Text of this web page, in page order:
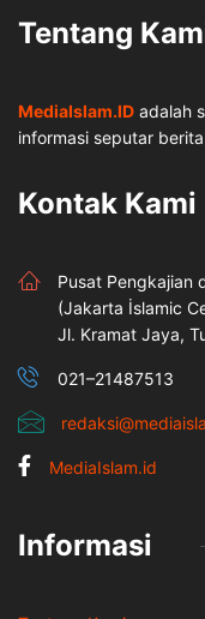
Tentang
MediaIslam.ID adalah
informasi seputar
Kontak Kami
Pusat Pengkajian
(Jakarta İslamic
Jl. Kramat Jaya,
021–21487513
MediaIslam.id
Informasi